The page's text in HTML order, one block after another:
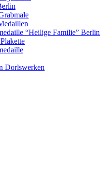
“Heilige Familie” Berlin
Dorlswerken